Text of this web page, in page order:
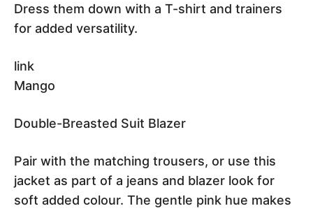
Dress them down with a T-shirt and trainers
for added versatility.
link
Mango
Double-Breasted Suit Blazer
Pair with the matching trousers, or use this
jacket as part of a jeans and blazer look for
soft added colour. The gentle pink hue makes